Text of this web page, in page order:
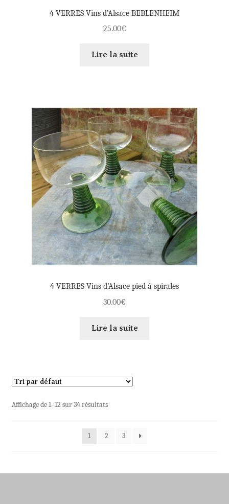
4 VERRES Vins d’Alsace BEBLENHEIM
25.00€
Lire la suite
4 VERRES Vins d’Alsace pied à spirales
30.00€
Lire la suite
Affichage de 1–12 sur 34 résultats
1 2 3